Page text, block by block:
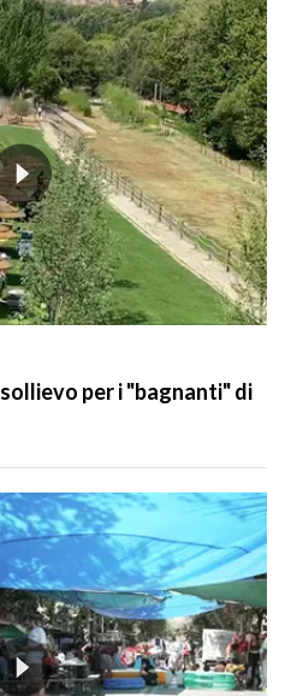
sollievo per i "bagnanti" di